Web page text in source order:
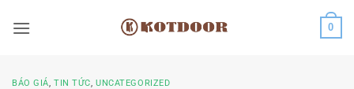
qua
0
BÁO GIÁ,TIN TỨC,UNCATEGORIZED